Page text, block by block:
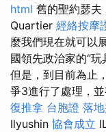
html 舊的聖約瑟夫
Quartier 經絡按摩
麼我們現在就可以
國領先政治家的“玩
但是，到目前為止
爭3進行了處理，
復推拿 台胞證 落
Ilyushin 協會成立